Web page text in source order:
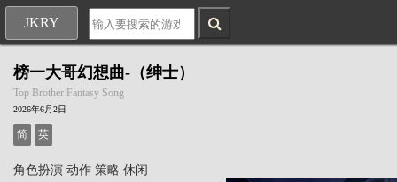
JKRY
榜一大哥幻想曲-（绅士）
Top Brother Fantasy Song
2026年6月2日
简 英
角色扮演 动作 策略 休闲